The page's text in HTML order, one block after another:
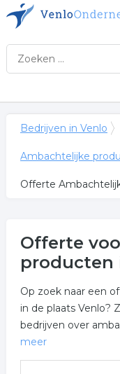
Bedrijven in Venlo
Ambachtelijke
Offerte
Offerte
producten
Op zoek naar een
in de plaats Venlo?
bedrijven over
meer